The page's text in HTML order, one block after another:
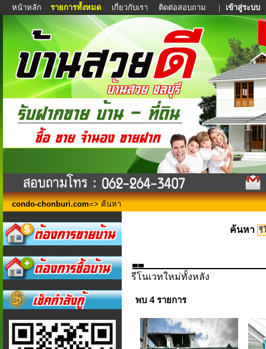
หน้าหลัก รายการทั้งหมด เกี่ยวกับเรา ติดต่อสอบถาม | เข้าสู่ระบบ
condo-chonburi.com=> ค้นหา
ค้นหา
รีโนเวทใหม่ทั้งหลัง
พบ 4 รายการ